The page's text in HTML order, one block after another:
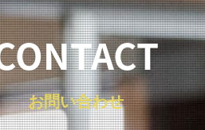
お問い合わせ